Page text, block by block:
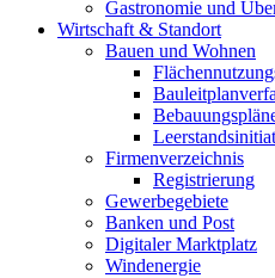
Gastronomie und
Wirtschaft & Standort
Bauen und Wohnen
Firmenverzeichnis
Registrierung
Gewerbegebiete
Banken und Post
Digitaler Marktplatz
Windenergie